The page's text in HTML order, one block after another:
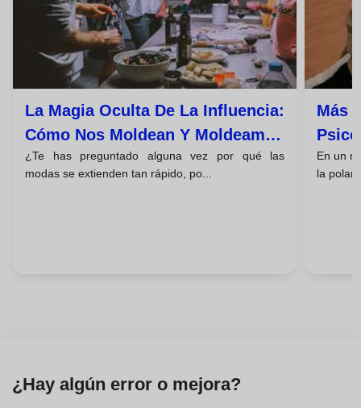
La Magia Oculta De La Influencia:
Cómo Nos Moldean Y Moldeamos
A Los Demás
¿Te has preguntado alguna vez por qué las
modas se extienden tan rápido, po...
Más
En un
la
¿Hay algún error o mejora?